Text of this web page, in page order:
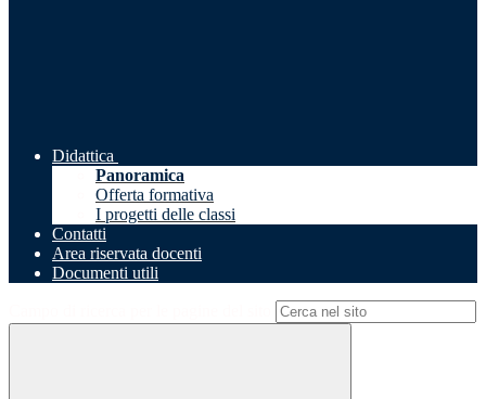
Didattica
Panoramica
Offerta formativa
I progetti delle classi
Contatti
Area riservata docenti
Documenti utili